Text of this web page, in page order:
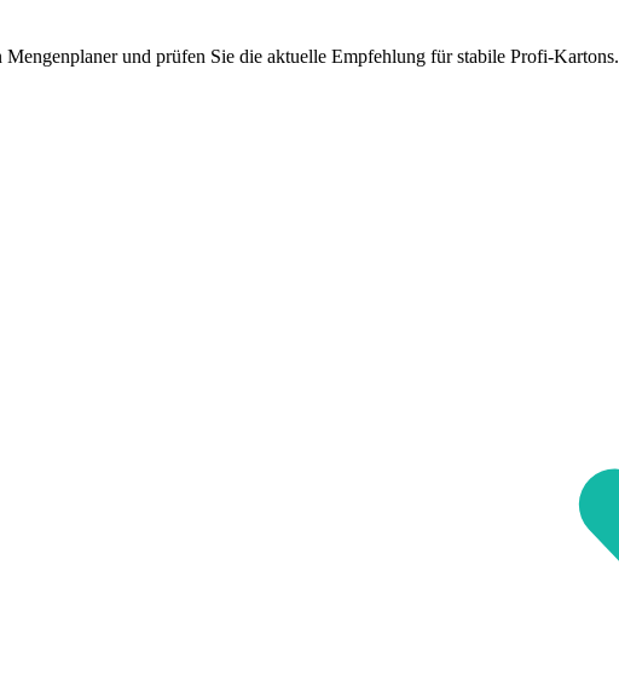
Mengenplaner und prüfen Sie die aktuelle Empfehlung für stabile Profi-Kartons.